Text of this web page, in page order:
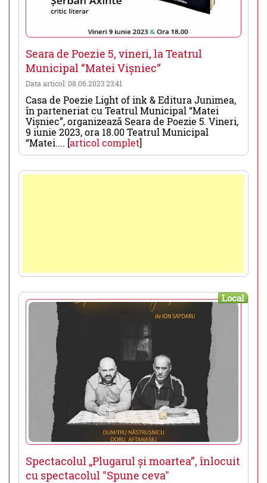
Seara de Poezie 5, vineri, la Teatrul
Municipal “Matei Vișniec”
Data articol: 08.06.2023 23:41
Casa de Poezie Light of ink & Editura Junimea,
în parteneriat cu Teatrul Municipal “Matei
Vișniec”, organizează Seara de Poezie 5. Vineri,
9 iunie 2023, ora 18.00 Teatrul Municipal
“Matei.... [articol complet]
Local
Spectacolul „Plugarul și moartea”, înlocuit
cu spectacolul "Spune ceva"